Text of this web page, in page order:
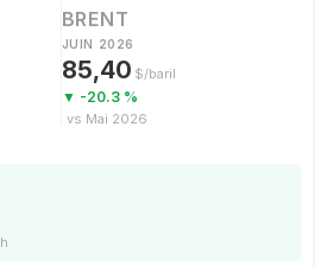
BRENT
JUIN 2026
85,40 $/baril
▼ -20.3 %
vs Mai 2026